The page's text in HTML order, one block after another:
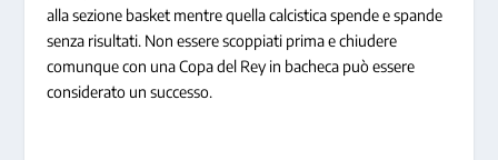
alla sezione basket mentre quella calcistica spende e spande
senza risultati. Non essere scoppiati prima e chiudere
comunque con una Copa del Rey in bacheca può essere
considerato un successo.